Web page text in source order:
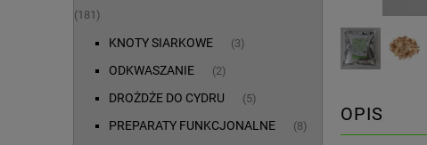
(181)
KNOTY SIARKOWE (3)
ODKWASZANIE (2)
DROŻDŻE DO CYDRU (5)
PREPARATY FUNKCJONALNE (8)
OPIS